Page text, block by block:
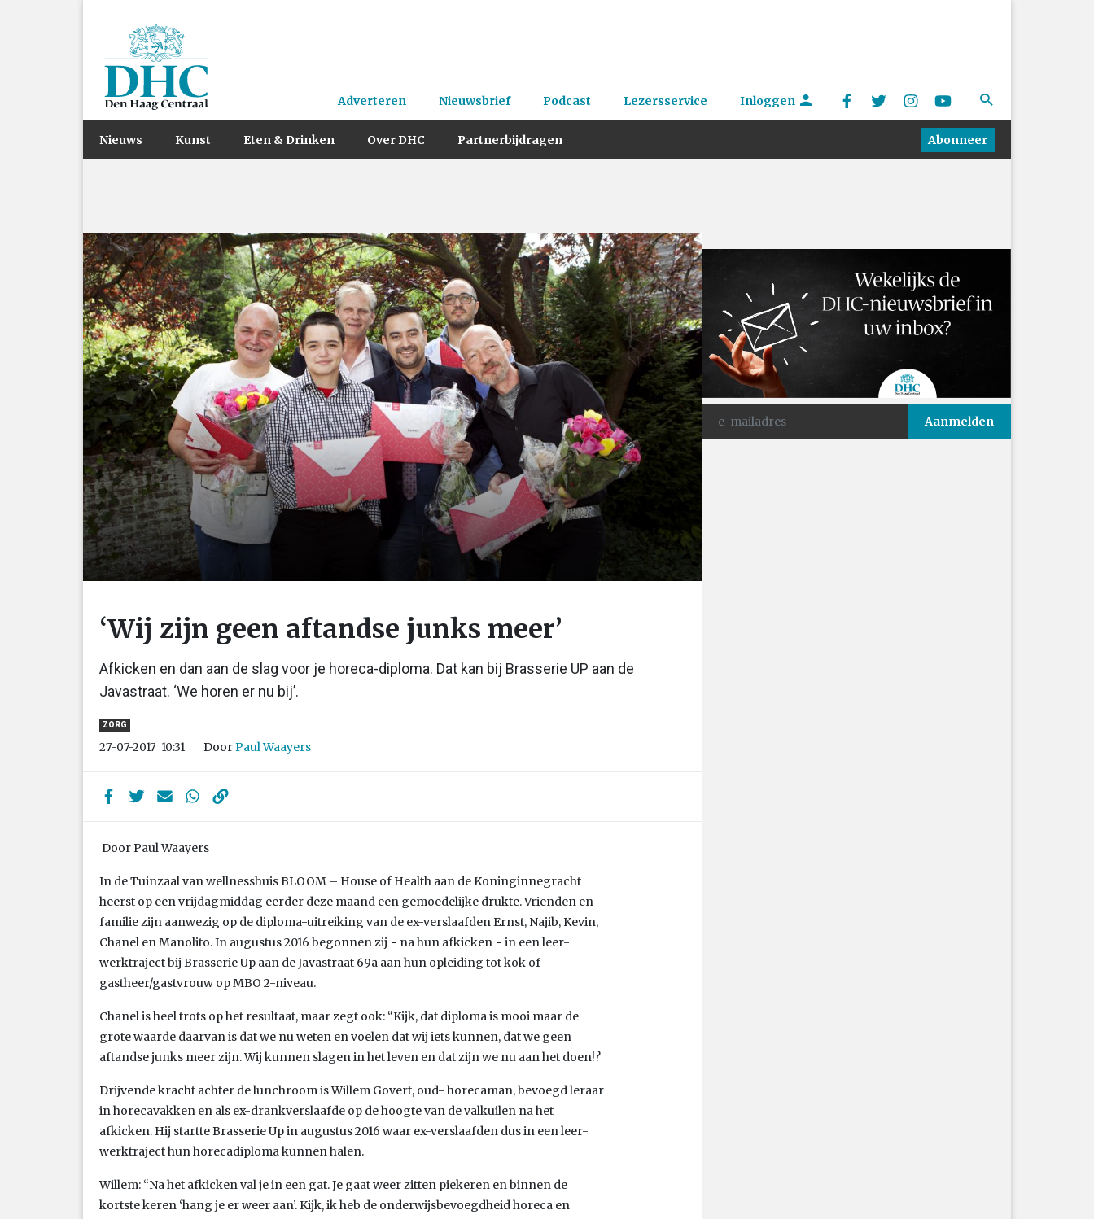
Adverteren Nieuwsbrief Podcast Lezersservice Inloggen
Nieuws Kunst Eten & Drinken Over DHC Partnerbijdragen Abonneer
‘Wij zijn geen aftandse junks meer’
Afkicken en dan aan de slag voor je horeca-diploma. Dat kan bij Brasserie UP aan de
Javastraat. ‘We horen er nu bij’.
ZORG
27-07-2017 10:31 Door Paul Waayers
Door Paul Waayers
In de Tuinzaal van wellnesshuis BLOOM – House of Health aan de Koninginnegracht
heerst op een vrijdagmiddag eerder deze maand een gemoedelijke drukte. Vrienden en
familie zijn aanwezig op de diploma-uitreiking van de ex-verslaafden Ernst, Najib, Kevin,
Chanel en Manolito. In augustus 2016 begonnen zij − na hun afkicken − in een leer-
werktraject bij Brasserie Up aan de Javastraat 69a aan hun opleiding tot kok of
gastheer/gastvrouw op MBO 2-niveau.
Chanel is heel trots op het resultaat, maar zegt ook: “Kijk, dat diploma is mooi maar de
grote waarde daarvan is dat we nu weten en voelen dat wij iets kunnen, dat we geen
aftandse junks meer zijn. Wij kunnen slagen in het leven en dat zijn we nu aan het doen!?
Drijvende kracht achter de lunchroom is Willem Govert, oud- horecaman, bevoegd leraar
in horecavakken en als ex-drankverslaafde op de hoogte van de valkuilen na het
afkicken. Hij startte Brasserie Up in augustus 2016 waar ex-verslaafden dus in een leer-
werktraject hun horecadiploma kunnen halen.
Willem: “Na het afkicken val je in een gat. Je gaat weer zitten piekeren en binnen de
kortste keren ‘hang je er weer aan’. Kijk, ik heb de onderwijsbevoegdheid horeca en